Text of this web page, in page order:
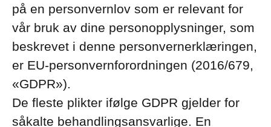
på en personvernlov som er relevant for
vår bruk av dine personopplysninger, som
beskrevet i denne personvernerklæringen,
er EU-personvernforordningen (2016/679,
«GDPR»).
De fleste plikter ifølge GDPR gjelder for
såkalte behandlingsansvarlige. En